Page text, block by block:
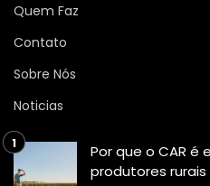
Quem Faz
Contato
Sobre Nós
Noticias
Por que o CAR é
produtores rurais